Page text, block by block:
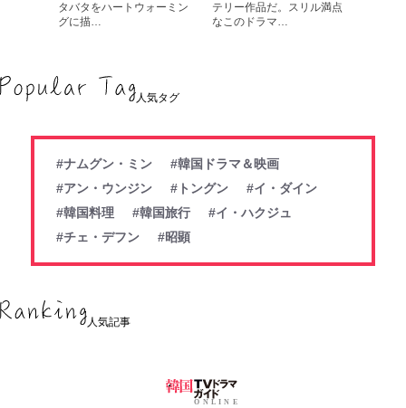
タバタをハートウォーミン
グに描…
テリー作品だ。スリル満点
なこのドラマ…
人気タグ
#ナムグン・ミン
#韓国ドラマ＆映画
#アン・ウンジン
#トングン
#イ・ダイン
#韓国料理
#韓国旅行
#イ・ハクジュ
#チェ・デフン
#昭顕
人気記事